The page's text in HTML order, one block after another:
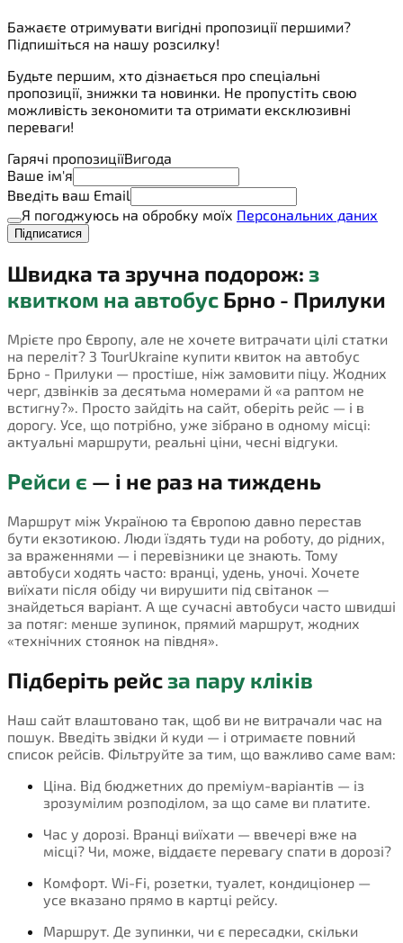
Бажаєте отримувати вигідні пропозиції першими?
Підпишіться на нашу розсилку!
Будьте першим, хто дізнається про спеціальні
пропозиції, знижки та новинки. Не пропустіть свою
можливість зекономити та отримати ексклюзивні
переваги!
Гарячі пропозиціїВигода
Ваше ім'я
Введіть ваш Email
Я погоджуюсь на обробку моїх Персональних даних
Підписатися
Швидка та зручна подорож: з
квитком на автобус Брно - Прилуки
Мрієте про Європу, але не хочете витрачати цілі статки
на переліт? З TourUkraine купити квиток на автобус
Брно - Прилуки — простіше, ніж замовити піцу. Жодних
черг, дзвінків за десятьма номерами й «а раптом не
встигну?». Просто зайдіть на сайт, оберіть рейс — і в
дорогу. Усе, що потрібно, уже зібрано в одному місці:
актуальні маршрути, реальні ціни, чесні відгуки.
Рейси є — і не раз на тиждень
Маршрут між Україною та Європою давно перестав
бути екзотикою. Люди їздять туди на роботу, до рідних,
за враженнями — і перевізники це знають. Тому
автобуси ходять часто: вранці, удень, уночі. Хочете
виїхати після обіду чи вирушити під світанок —
знайдеться варіант. А ще сучасні автобуси часто швидші
за потяг: менше зупинок, прямий маршрут, жодних
«технічних стоянок на півдня».
Підберіть рейсза пару кліків
Наш сайт влаштовано так, щоб ви не витрачали час на
пошук. Введіть звідки й куди — і отримаєте повний
список рейсів. Фільтруйте за тим, що важливо саме вам:
Ціна. Від бюджетних до преміум-варіантів — із
зрозумілим розподілом, за що саме ви платите.
Час у дорозі. Вранці виїхати — ввечері вже на
місці? Чи, може, віддаєте перевагу спати в дорозі?
Комфорт. Wi-Fi, розетки, туалет, кондиціонер —
усе вказано прямо в картці рейсу.
Маршрут. Де зупинки, чи є пересадки, скільки